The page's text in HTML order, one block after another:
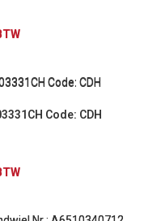
Code: CDH